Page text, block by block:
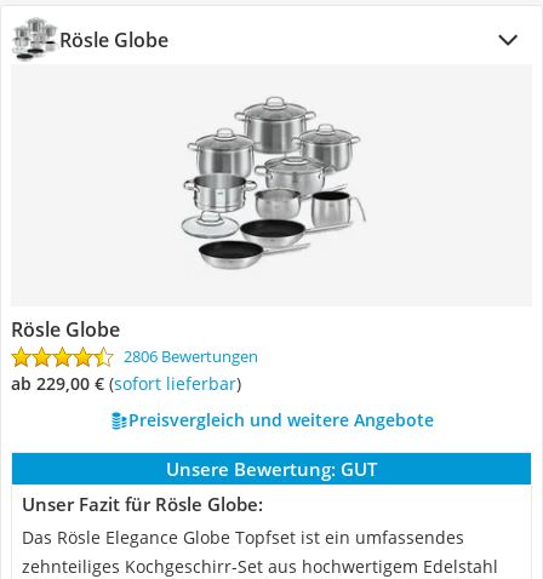
Rösle Globe
Rösle Globe
2806 Bewertungen
ab 229,00 € ( Sofort lieferbar)
Preisvergleich und weitere Angebote
Unsere Bewertung: GUT
Unser Fazit für Rösle Globe:
Das Rösle Elegance Globe Topfset ist ein umfassendes
zehnteiliges Kochgeschirr-Set aus hochwertigem Edelstahl